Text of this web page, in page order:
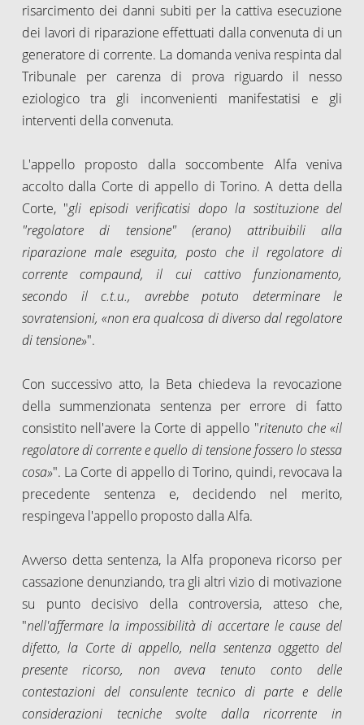
risarcimento dei danni subiti per la cattiva esecuzione
dei lavori di riparazione effettuati dalla convenuta di un
generatore di corrente. La domanda veniva respinta dal
Tribunale per carenza di prova riguardo il nesso
eziologico tra gli inconvenienti manifestatisi e gli
interventi della convenuta.
L'appello proposto dalla soccombente Alfa veniva
accolto dalla Corte di appello di Torino. A detta della
Corte, "gli episodi verificatisi dopo la sostituzione del
"regolatore di tensione" (erano) attribuibili alla
riparazione male eseguita, posto che il regolatore di
corrente compaund, il cui cattivo funzionamento,
secondo il c.t.u., avrebbe potuto determinare le
sovratensioni, «non era qualcosa di diverso dal regolatore
di tensione»".
Con successivo atto, la Beta chiedeva la revocazione
della summenzionata sentenza per errore di fatto
consistito nell'avere la Corte di appello "ritenuto che «il
regolatore di corrente e quello di tensione fossero lo stessa
cosa»". La Corte di appello di Torino, quindi, revocava la
precedente sentenza e, decidendo nel merito,
respingeva l'appello proposto dalla Alfa.
Avverso detta sentenza, la Alfa proponeva ricorso per
cassazione denunziando, tra gli altri vizio di motivazione
su punto decisivo della controversia, atteso che,
"nell'affermare la impossibilità di accertare le cause del
difetto, la Corte di appello, nella sentenza oggetto del
presente ricorso, non aveva tenuto conto delle
contestazioni del consulente tecnico di parte e delle
considerazioni tecniche svolte dalla ricorrente in